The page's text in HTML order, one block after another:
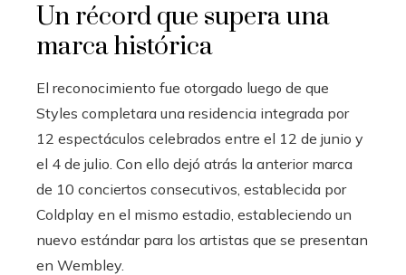
Un récord que supera una
marca histórica
El reconocimiento fue otorgado luego de que
Styles completara una residencia integrada por
12 espectáculos celebrados entre el 12 de junio y
el 4 de julio. Con ello dejó atrás la anterior marca
de 10 conciertos consecutivos, establecida por
Coldplay en el mismo estadio, estableciendo un
nuevo estándar para los artistas que se presentan
en Wembley.